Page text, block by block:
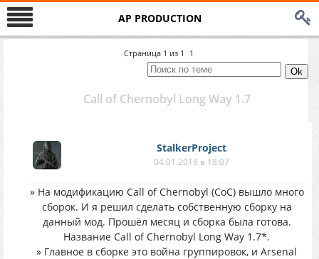
AP PRODUCTION
Страница 1 из 1 1
Call of Chernobyl Long Way 1.7
StalkerProject
04.01.2018 в 18:07
» На модификацию Call of Chernobyl (CoC) вышло много
сборок. И я решил сделать собственную сборку на
данный мод. Прошёл месяц и сборка была готова.
Название Call of Chernobyl Long Way 1.7*.
» Главное в сборке это война группировок, и Arsenal